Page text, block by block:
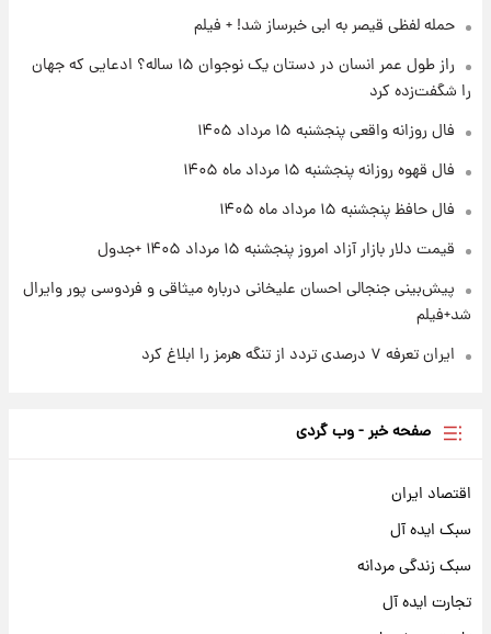
ارزش سهام عدالت برای امروز چهارشنبه ۱۴ مرداد
آغاز طرح جدید فروش مشارکت در تولید سایپا؛
نام خودرو، مبلغ پیش پرداخت و زمان تحویل |
حمله لفظی قیصر به ابی خبرساز شد! + فیلم
راز طول عمر انسان در دستان یک نوجوان ۱۵ ساله؟ ادعایی که جهان
را شگفت‌زده کرد
فال روزانه واقعی پنجشنبه ۱۵ مرداد ۱۴۰۵
فال قهوه روزانه پنجشنبه ۱۵ مرداد ماه ۱۴۰۵
فال حافظ پنجشنبه ۱۵ مرداد ماه ۱۴۰۵
قیمت دلار بازار آزاد امروز پنجشنبه ۱۵ مرداد ۱۴۰۵ +جدول
پیش‌بینی جنجالی احسان علیخانی درباره میثاقی و فردوسی پور وایرال
شد+فیلم
ایران تعرفه ۷ درصدی تردد از تنگه هرمز را ابلاغ کرد
صفحه خبر - وب گردی
اقتصاد ایران
سبک ایده آل
سبک زندگی مردانه
تجارت ایده آل